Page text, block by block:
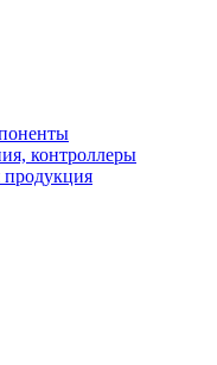
контроллеры
продукция